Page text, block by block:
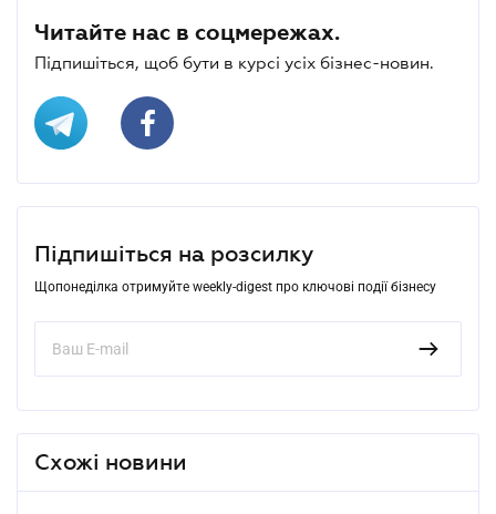
Читайте нас в соцмережах.
Підпишіться, щоб бути в курсі усіх бізнес-новин.
Підпишіться на розсилку
Щопонеділка отримуйте weekly-digest про ключові події бізнесу
Схожі новини